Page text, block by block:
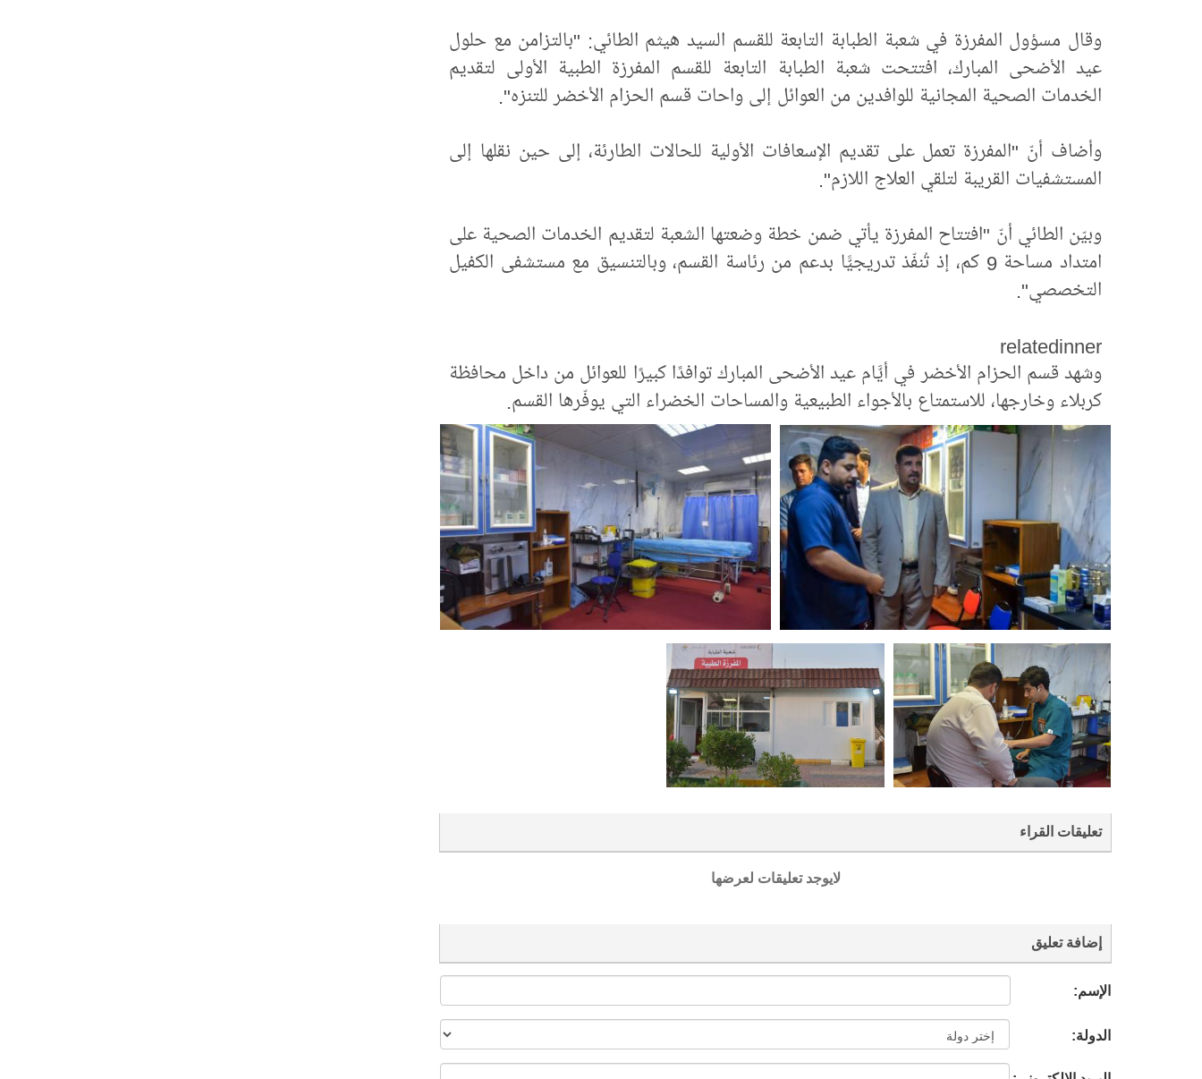
وقال مسؤول المفرزة في شعبة الطبابة التابعة للقسم السيد هيثم الطائي: "بالتزامن مع حلول
عيد الأضحى المبارك، افتتحت شعبة الطبابة التابعة للقسم المفرزة الطبية الأولى لتقديم
الخدمات الصحية المجانية للوافدين من العوائل إلى واحات قسم الحزام الأخضر للتنزه".
وأضاف أنّ "المفرزة تعمل على تقديم الإسعافات الأولية للحالات الطارئة، إلى حين نقلها إلى
المستشفيات القريبة لتلقي العلاج اللازم".
وبيّن الطائي أنّ "افتتاح المفرزة يأتي ضمن خطة وضعتها الشعبة لتقديم الخدمات الصحية على
امتداد مساحة 9 كم، إذ تُنفّذ تدريجيًّا بدعم من رئاسة القسم، وبالتنسيق مع مستشفى الكفيل
التخصصي".
relatedinner
وشهد قسم الحزام الأخضر في أيَّام عيد الأضحى المبارك توافدًا كبيرًا للعوائل من داخل محافظة
كربلاء وخارجها، للاستمتاع بالأجواء الطبيعية والمساحات الخضراء التي يوفّرها القسم.
تعليقات القراء
لايوجد تعليقات لعرضها
إضافة تعليق
الإسم:
الدولة: